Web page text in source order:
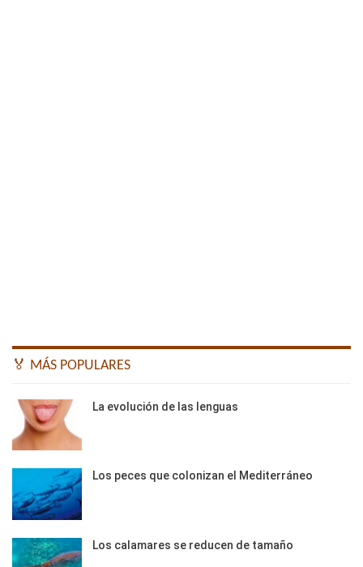
🏅 MÁS POPULARES
La evolución de las lenguas
Los peces que colonizan el Mediterráneo
Los calamares se reducen de tamaño